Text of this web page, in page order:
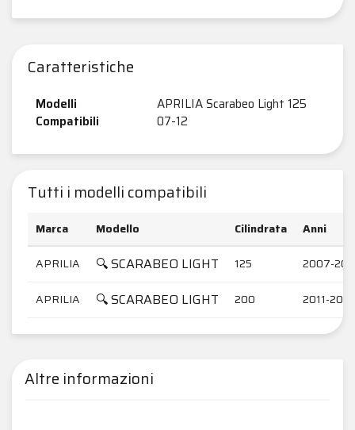
Caratteristiche
Modelli
Compatibili
APRILIA Scarabeo Light 125
07-12
Tutti i modelli compatibili
Marca Modello Cilindrata
Anni
APRILIA
🔍 SCARABEO LIGHT 125 2007-
APRILIA 🔍 SCARABEO LIGHT 200 2011-2012
Altre informazioni